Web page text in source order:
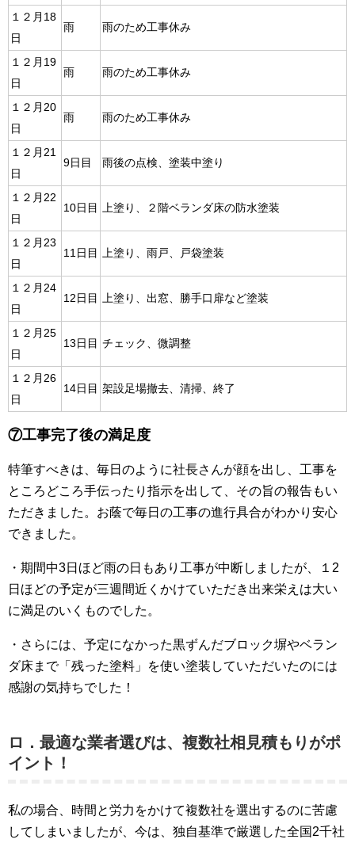
１２月18
日
雨 雨のため工事休み
１２月19
日
雨 雨のため工事休み
１２月20
日
雨 雨のため工事休み
１２月21
日
9日目 雨後の点検、塗装中塗り
１２月22
日
10日目 上塗り、２階ベランダ床の防水塗装
１２月23
日
11日目 上塗り、雨戸、戸袋塗装
１２月24
日
12日目 上塗り、出窓、勝手口扉など塗装
１２月25
日
13日目 チェック、微調整
１２月26
日
14日目 架設足場撤去、清掃、終了
⑦工事完了後の満足度
特筆すべきは、毎日のように社長さんが顔を出し、工事を
ところどころ手伝ったり指示を出して、その旨の報告もい
ただきました。お蔭で毎日の工事の進行具合がわかり安心
できました。
・期間中3日ほど雨の日もあり工事が中断しましたが、１2
日ほどの予定が三週間近くかけていただき出来栄えは大い
に満足のいくものでした。
・さらには、予定になかった黒ずんだブロック塀やベラン
ダ床まで「残った塗料」を使い塗装していただいたのには
感謝の気持ちでした！
ロ．最適な業者選びは、複数社相見積もりがポ
イント！
私の場合、時間と労力をかけて複数社を選出するのに苦慮
してしまいましたが、今は、独自基準で厳選した全国2千社